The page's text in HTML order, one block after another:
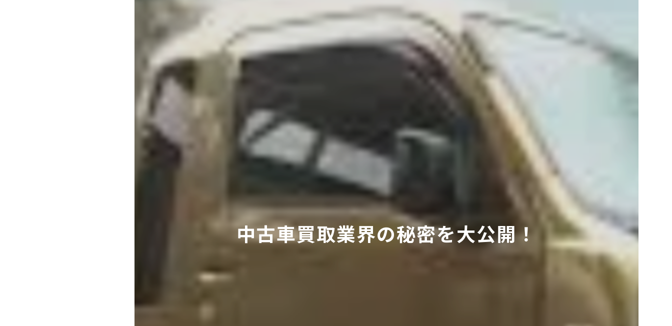
中古車買取業界の秘密を大公開！